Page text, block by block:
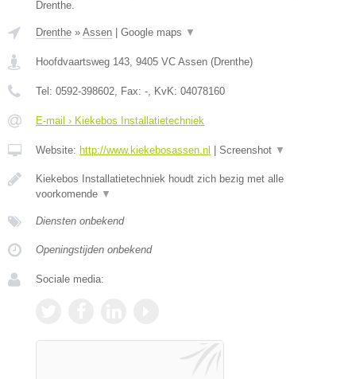
Drenthe.
Drenthe » Assen Google maps ▼
Hoofdvaartsweg 143, 9405 VC Assen (Drenthe)
Tel: 0592-398602, Fax: -, KvK: 04078160
E-mail › Kiekebos Installatietechniek
Website: http://www.kiekebosassen.nl Screenshot ▼
Kiekebos Installatietechniek houdt zich bezig met alle
voorkomende ▼
Diensten onbekend
Openingstijden onbekend
Sociale media: